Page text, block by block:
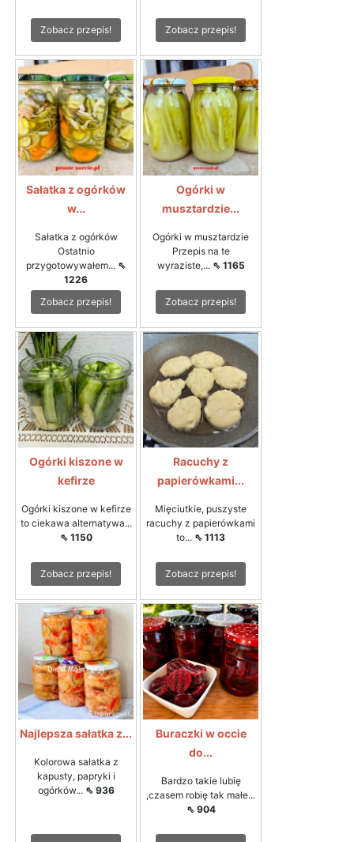
Zobacz przepis! Zobacz przepis!
Sałatka z ogórków
w...
Sałatka z ogórków
Ostatnio
przygotowywałem... ⇖
1226
Zobacz przepis!
Ogórki w
musztardzie...
Ogórki w musztardzie
Przepis na te
wyraziste,... ⇖ 1165
Zobacz przepis!
Ogórki kiszone w
kefirze
Ogórki kiszone w kefirze
to ciekawa alternatywa...
⇖ 1150
Zobacz przepis!
Racuchy z
papierówkami...
Mięciutkie, puszyste
racuchy z papierówkami
to... ⇖ 1113
Zobacz przepis!
Najlepsza sałatka z...
Kolorowa sałatka z
kapusty, papryki i
ogórków... ⇖ 936
Buraczki w occie
do...
Bardzo takie lubię
,czasem robię tak małe...
⇖ 904